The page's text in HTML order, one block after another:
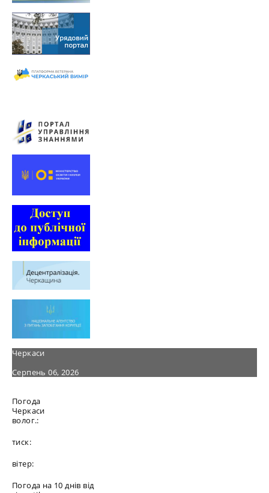
Черкаси
Серпень 06, 2026
Погода
Черкаси
волог.:
тиск:
вітер:
Погода на 10 днів від